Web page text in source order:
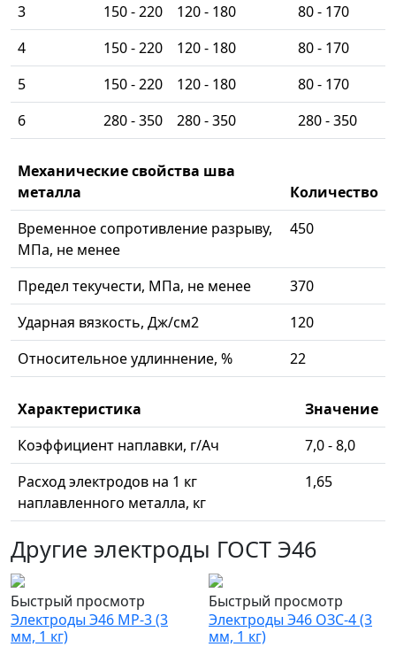
3
150 - 220 120 - 180
80 - 170
4
150 - 220 120 - 180
80 - 170
5
150 - 220 120 - 180
80 - 170
6
280 - 350 280 - 350 280 - 350
Механические свойства шва
металла
Количество
Временное сопротивление разрыву,
МПа, не менее
450
Предел текучести, МПа, не менее
370
Ударная вязкость, Дж/см2
120
Относительное удлиннение, %
22
Характеристика
Значение
Коэффициент наплавки, г/Ач
7,0 - 8,0
Расход электродов на 1 кг
наплавленного металла, кг
1,65
Другие электроды ГОСТ Э46
Быстрый просмотр
Электроды Э46 МР-3 (3
мм, 1 кг)
Быстрый просмотр
Электроды Э46 ОЗС-4 (3
мм, 1 кг)